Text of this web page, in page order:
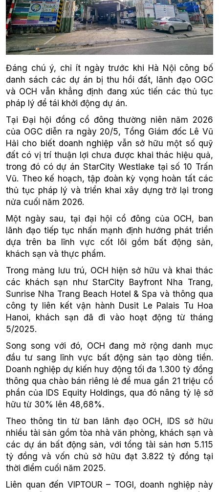
Đáng chú ý, chỉ ít ngày trước khi Hà Nội công bố
danh sách các dự án bị thu hồi đất, lãnh đạo OGC
và OCH vẫn khẳng định đang xúc tiến các thủ tục
pháp lý để tái khởi động dự án.
Tại Đại hội đồng cổ đông thường niên năm 2026
của OGC diễn ra ngày 20/5, Tổng Giám đốc Lê Vũ
Hải cho biết doanh nghiệp vẫn sở hữu một số quỹ
đất có vị trí thuận lợi chưa được khai thác hiệu quả,
trong đó có dự án StarCity Westlake tại số 10 Trấn
Vũ. Theo kế hoạch, tập đoàn kỳ vọng hoàn tất các
thủ tục pháp lý và triển khai xây dựng trở lại trong
nửa cuối năm 2026.
Một ngày sau, tại đại hội cổ đông của OCH, ban
lãnh đạo tiếp tục nhấn mạnh định hướng phát triển
dựa trên ba lĩnh vực cốt lõi gồm bất động sản,
khách sạn và thực phẩm.
Trong mảng lưu trú, OCH hiện sở hữu và khai thác
các khách sạn như StarCity Bayfront Nha Trang,
Sunrise Nha Trang Beach Hotel & Spa và thông qua
công ty liên kết vận hành Dusit Le Palais Tu Hoa
Hanoi, khách sạn đã đi vào hoạt động từ tháng
5/2025.
Song song với đó, OCH đang mở rộng danh mục
đầu tư sang lĩnh vực bất động sản tạo dòng tiền.
Doanh nghiệp dự kiến huy động tối đa 1.300 tỷ đồng
thông qua chào bán riêng lẻ để mua gần 21 triệu cổ
phần của IDS Equity Holdings, qua đó nâng tỷ lệ sở
hữu từ 30% lên 48,68%.
Theo thông tin từ ban lãnh đạo OCH, IDS sở hữu
nhiều tài sản gồm tòa nhà văn phòng, khách sạn và
các dự án bất động sản, với tổng tài sản hơn 5.115
tỷ đồng và vốn chủ sở hữu đạt 3.822 tỷ đồng tại
thời điểm cuối năm 2025.
Liên quan đến VIPTOUR – TOGI, doanh nghiệp này